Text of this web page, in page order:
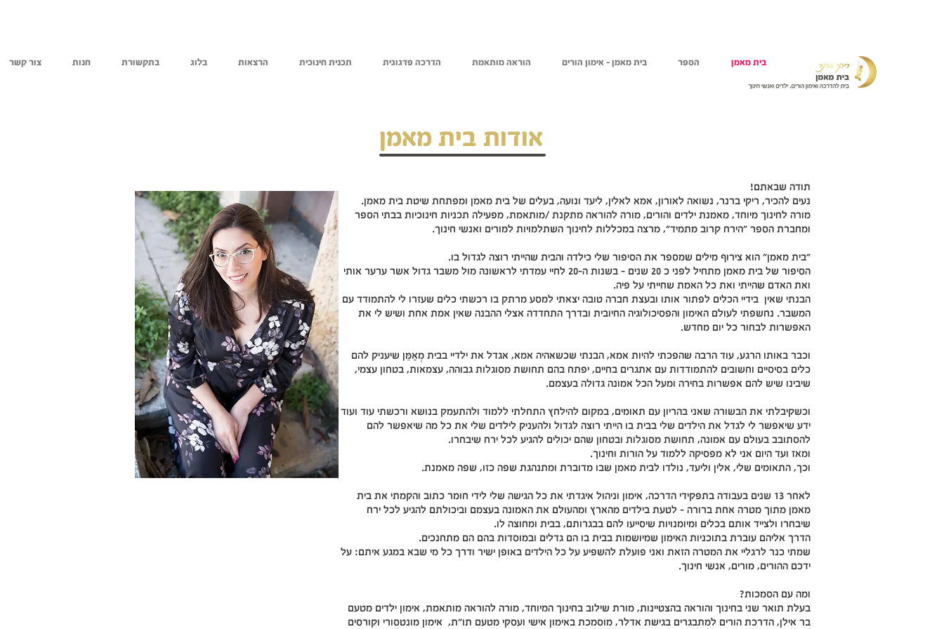
בית מאמן הספר בית מאמן - אימון הורים הוראה מותאמת הדרכה פדגוגית תכנית חינוכית הרצאות בלוג בתקשורת חנות צור קשר
תודה שבאתם!
נעים להכיר, ריקי ברנר, נשואה לאורון, אמא לאלין, ליעד ונועה, בעלים של בית מאמן ומפתחת שיטת בית מאמן.
מורה לחינוך מיוחד, מאמנת ילדים והורים, מורה להוראה מתקנת /מותאמת, מפעילה תכניות חינוכיות בבתי הספר
ומחברת הספר "הירח קרוב מתמיד", מרצה במכללות לחינוך השתלמויות למורים ואנשי חינוך.
"בית מאמן" הוא צירוף מילים שמספר את הסיפור שלי כילדה והבית שהייתי רוצה לגדול בו.
הסיפור של בית מאמן מתחיל לפני כ 20 שנים - בשנות ה-20 לחיי עמדתי לראשונה מול משבר גדול אשר ערער אותי
ואת האדם שהייתי ואת כל האמת שחייתי על פיה.
הבנתי שאין בידיי הכלים לפתור אותו ובעצת חברה טובה יצאתי למסע מרתק בו רכשתי כלים שעזרו לי להתמודד עם
המשבר. נחשפתי לעולם האימון והפסיכולוגיה החיובית ובדרך התחדדה אצלי ההבנה שאין אמת אחת ושיש לי את
האפשרות לבחור כל יום מחדש.
וכבר באותו הרגע, עוד הרבה שהפכתי להיות אמא, הבנתי שכשאהיה אמא, אגדל את ילדיי בבית מְאַמֵּן שיעניק להם
כלים בסיסיים וחשובים להתמודדות עם אתגרים בחיים, יפתח בהם תחושת מסוגלות גבוהה, עצמאות, בטחון עצמי,
שיבינו שיש להם אפשרות בחירה ומעל הכל אמונה גדולה בעצמם.
וכשקיבלתי את הבשורה שאני בהריון עם תאומים, במקום להילחץ התחלתי ללמוד ולהתעמק בנושא ורכשתי עוד ועוד
ידע שיאפשר לי לגדל את הילדים שלי בבית בו הייתי רוצה לגדול ולהעניק לילדים שלי את כל מה שיאפשר להם
להסתובב בעולם עם אמונה, תחושת מסוגלות ובטחון שהם יכולים להגיע לכל ירח שיבחרו.
ומאז ועד היום אני לא מפסיקה ללמוד על הורות וחינוך.
וכך, התאומים שלי, אלין וליעד, נולדו לבית מאמן שבו מדוברת ומתנהגת שפה כזו, שפה מאמנת.​
לאחר 13 שנים בעבודה בתפקידי הדרכה, אימון וניהול איגדתי את כל הגישה שלי לידי חומר כתוב והקמתי את בית
מאמן מתוך מטרה אחת ברורה – לטעת בילדים מהארץ ומהעולם את האמונה בעצמם וביכולתם להגיע לכל ירח
שיבחרו ולצייד אותם בכלים ומיומנויות שיסייעו להם בבגרותם, בבית ומחוצה לו.
הדרך אליהם עוברת בתוכניות האימון שמיושמות בבית בו הם גדלים ובמוסדות בהם הם מתחנכים.
שמתי כנר לרגליי את המטרה הזאת ואני פועלת להשפיע על כל הילדים באופן ישיר ודרך כל מי שבא במגע איתם: על
ידכם ההורים, מורים, אנשי חינוך.
ומה עם הסמכות?
בעלת תואר שני בחינוך והוראה בהצטיינות, מורת שילוב בחינוך המיוחד, מורה להוראה מותאמת, אימון ילדים מטעם
בר אילן, הדרכת הורים למתבגרים בגישת אדלר, מוסמכת באימון אישי ועסקי מטעם תו"ת, אימון מונטסורי וקורסים